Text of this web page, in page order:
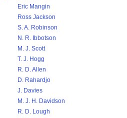
Eric Mangin
Ross Jackson
S. A. Robinson
N. R. Ibbotson
M. J. Scott
T. J. Hogg
R. D. Allen
D. Rahardjo
J. Davies
M. J. H. Davidson
R. D. Lough